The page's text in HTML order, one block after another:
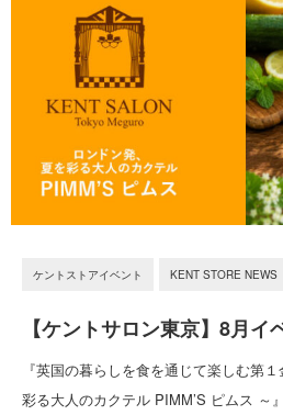
ケントストアイベント KENT STORE NEWS
【ケントサロン東京】8月
『英国の暮らしを食を通じて楽しむ第
彩る大人のカクテル PIMM’S ピムス ～